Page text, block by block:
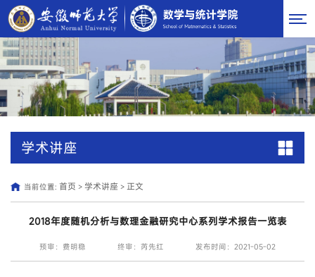
学术讲座
当前位置: 首页 > 学术讲座> 正文
2018年度随机分析与数理金融研究中心系列学术报告一览表
预审：费明稳 终审：芮先红 发布时间：2021-05-02